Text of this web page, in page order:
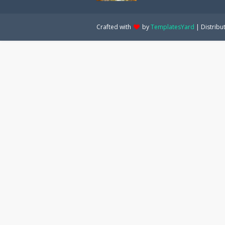
Crafted with byTemplatesYard |